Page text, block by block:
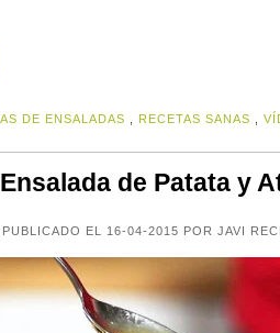
DE ENSALADAS RECETAS SANAS
Ensalada de Patata y
PUBLICADO EL 16-04-2015 POR JAVI